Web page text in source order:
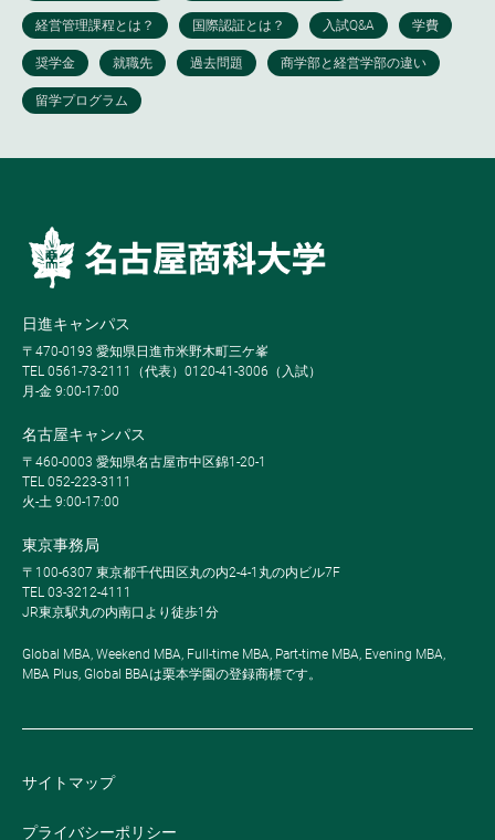
日進キャンパス
〒470-0193 愛知県日進市米野木町三ケ峯
TEL 0561-73-2111（代表）0120-41-3006（入試）
月-金 9:00-17:00
名古屋キャンパス
〒460-0003 愛知県名古屋市中区錦1-20-1
TEL 052-223-3111
火-土 9:00-17:00
東京事務局
〒100-6307 東京都千代田区丸の内2-4-1丸の内ビル7F
TEL 03-3212-4111
JR東京駅丸の内南口より徒歩1分
Global MBA, Weekend MBA, Full-time MBA, Part-time MBA, Evening MBA,
MBA Plus, Global BBAは栗本学園の登録商標です。
サイトマップ
プライバシーポリシー